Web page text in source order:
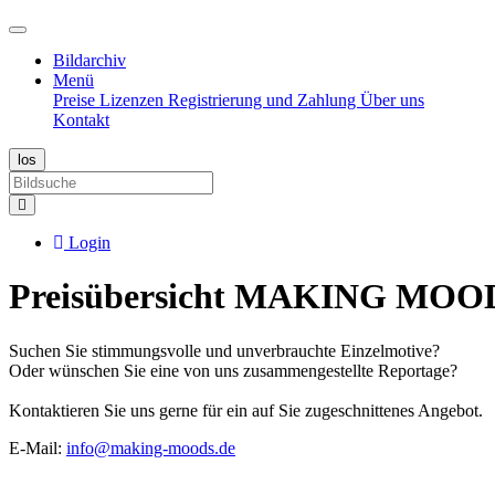
Bildarchiv
Menü
Preise Lizenzen Registrierung und Zahlung Über uns
Kontakt
Login
Preisübersicht MAKING
Suchen Sie stimmungsvolle und unverbrauchte Einzelmotive?
Oder wünschen Sie eine von uns zusammengestellte Reportage?
Kontaktieren Sie uns gerne für ein auf Sie zugeschnittenes Angebot.
E-Mail: info@making-moods.de